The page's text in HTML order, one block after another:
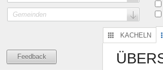
Gemeinden
KACHELN
Feedback